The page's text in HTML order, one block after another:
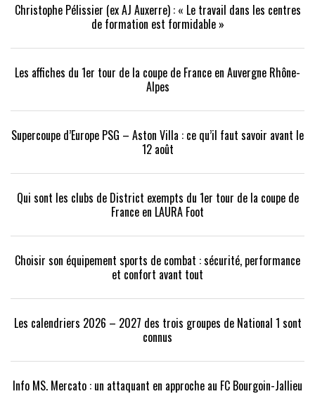
Christophe Pélissier (ex AJ Auxerre) : « Le travail dans les centres
de formation est formidable »
Les affiches du 1er tour de la coupe de France en Auvergne Rhône-
Alpes
Supercoupe d’Europe PSG – Aston Villa : ce qu’il faut savoir avant le
12 août
Qui sont les clubs de District exempts du 1er tour de la coupe de
France en LAURA Foot
Choisir son équipement sports de combat : sécurité, performance
et confort avant tout
Les calendriers 2026 – 2027 des trois groupes de National 1 sont
connus
Info MS. Mercato : un attaquant en approche au FC Bourgoin-Jallieu